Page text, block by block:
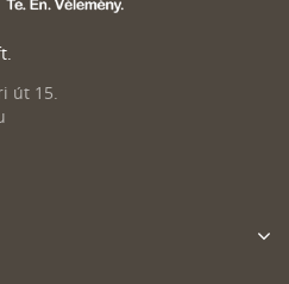
út 15.